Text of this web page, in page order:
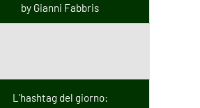
by Gianni Fabbris
L’hashtag del giorno: